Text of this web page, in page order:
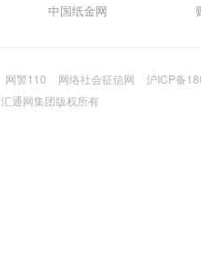
中国纸金网
网警110 网络社会征信网
沪ICP备
汇通网集团版权所有